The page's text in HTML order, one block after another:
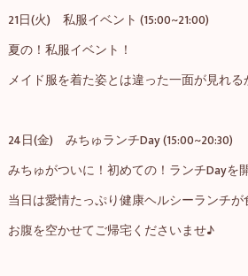
21日(火) 私服イベント (15:00~21:00)
夏の！私服イベント！
メイド服を着た姿とは違った一面が見れ
24日(金) みちゅランチDay (15:00~20:30)
みちゅがついに！初めての！ランチDayを
当日は愛情たっぷり健康ヘルシーランチ
お腹を空かせてご帰宅くださいませ♪